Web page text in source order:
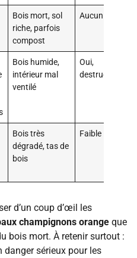
Bois mort, sol
riche, parfois
compost
Aucun
Bois humide,
intérieur mal
ventilé
Oui,
destructeur
Bois très
dégradé, tas de
bois
Faible
d’un coup d’œil les
champignons orange que
bois mort. À retenir surtout :
danger sérieux pour les